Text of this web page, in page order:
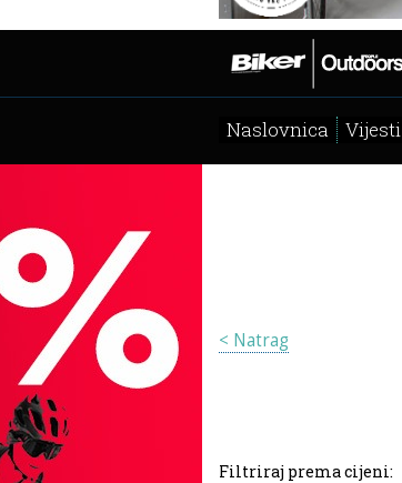
Naslovnica Vijesti
< Natrag
Filtriraj prema cijeni: